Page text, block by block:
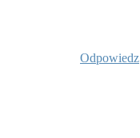
Odpowiedz